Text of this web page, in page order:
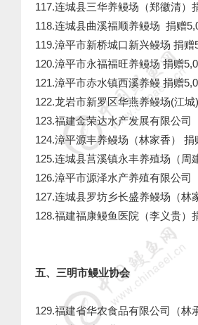
117.连城县三华养鳗场（郑徽清
118.连城县曲溪福顺养鳗场 捐赠
119.漳平市新桥城口新兴鳗场
120.漳平市永福福旺养鳗场 捐
121.漳平市赤水镇西溪养鳗 捐赠
122.龙岩市新罗区华燕养鳗场(江
123.福建金荣达水产发展有限公司
124.漳平源丰养鳗场（林家香） 捐
125.连城县莒溪镇永丰养殖场（
126.漳平市源泽水产养殖有限
127.连城县罗坊乡长盛养鳗场（林
128.福建福康鳗鱼医院（李义贵
五、三明市鳗业协会
129.福建省华农食品有限公司（